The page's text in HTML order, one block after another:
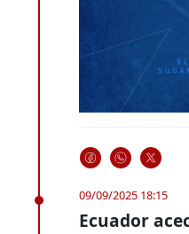
09/09/2025 18:15
Ecuador